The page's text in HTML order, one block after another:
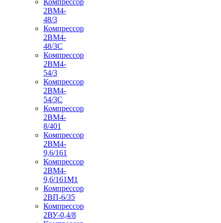
2ВМ4-
48/3
Компрессор
2ВМ4-
48/3С
Компрессор
2ВМ4-
54/3
Компрессор
2ВМ4-
54/3С
Компрессор
2ВМ4-
8/401
Компрессор
2ВМ4-
9,6/161
Компрессор
2ВМ4-
9,6/161М1
Компрессор
2ВП-6/35
Компрессор
2ВУ-0,4/8